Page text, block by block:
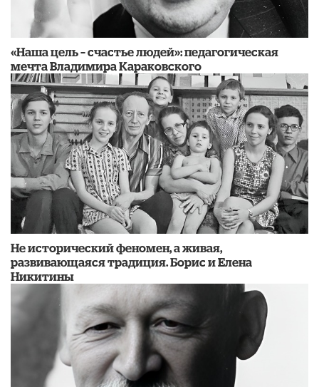
​«Наша цель – счастье людей»: педагогическая
мечта Владимира Караковского
​Не исторический феномен, а живая,
развивающаяся традиция. Борис и Елена
Никитины